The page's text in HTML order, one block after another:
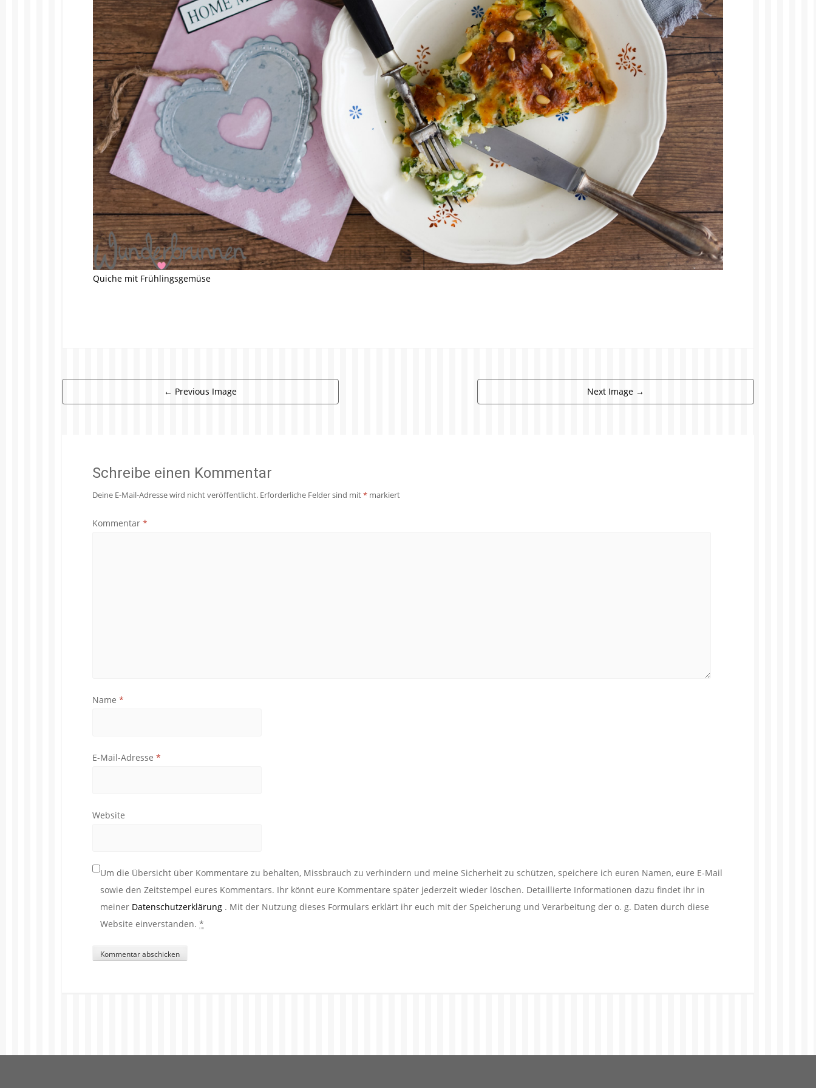
Quiche mit Frühlingsgemüse
← Previous Image Next Image →
Schreibe einen Kommentar
Deine E-Mail-Adresse wird nicht veröffentlicht. Erforderliche Felder sind mit* markiert
Kommentar *
Name *
E-Mail-Adresse *
Website
Um die Übersicht über Kommentare zu behalten, Missbrauch zu verhindern und meine Sicherheit zu schützen, speichere ich euren Namen, eure E-Mail
sowie den Zeitstempel eures Kommentars. Ihr könnt eure Kommentare später jederzeit wieder löschen. Detaillierte Informationen dazu findet ihr in
meiner Datenschutzerklärung . Mit der Nutzung dieses Formulars erklärt ihr euch mit der Speicherung und Verarbeitung der o. g. Daten durch diese
Website einverstanden. *